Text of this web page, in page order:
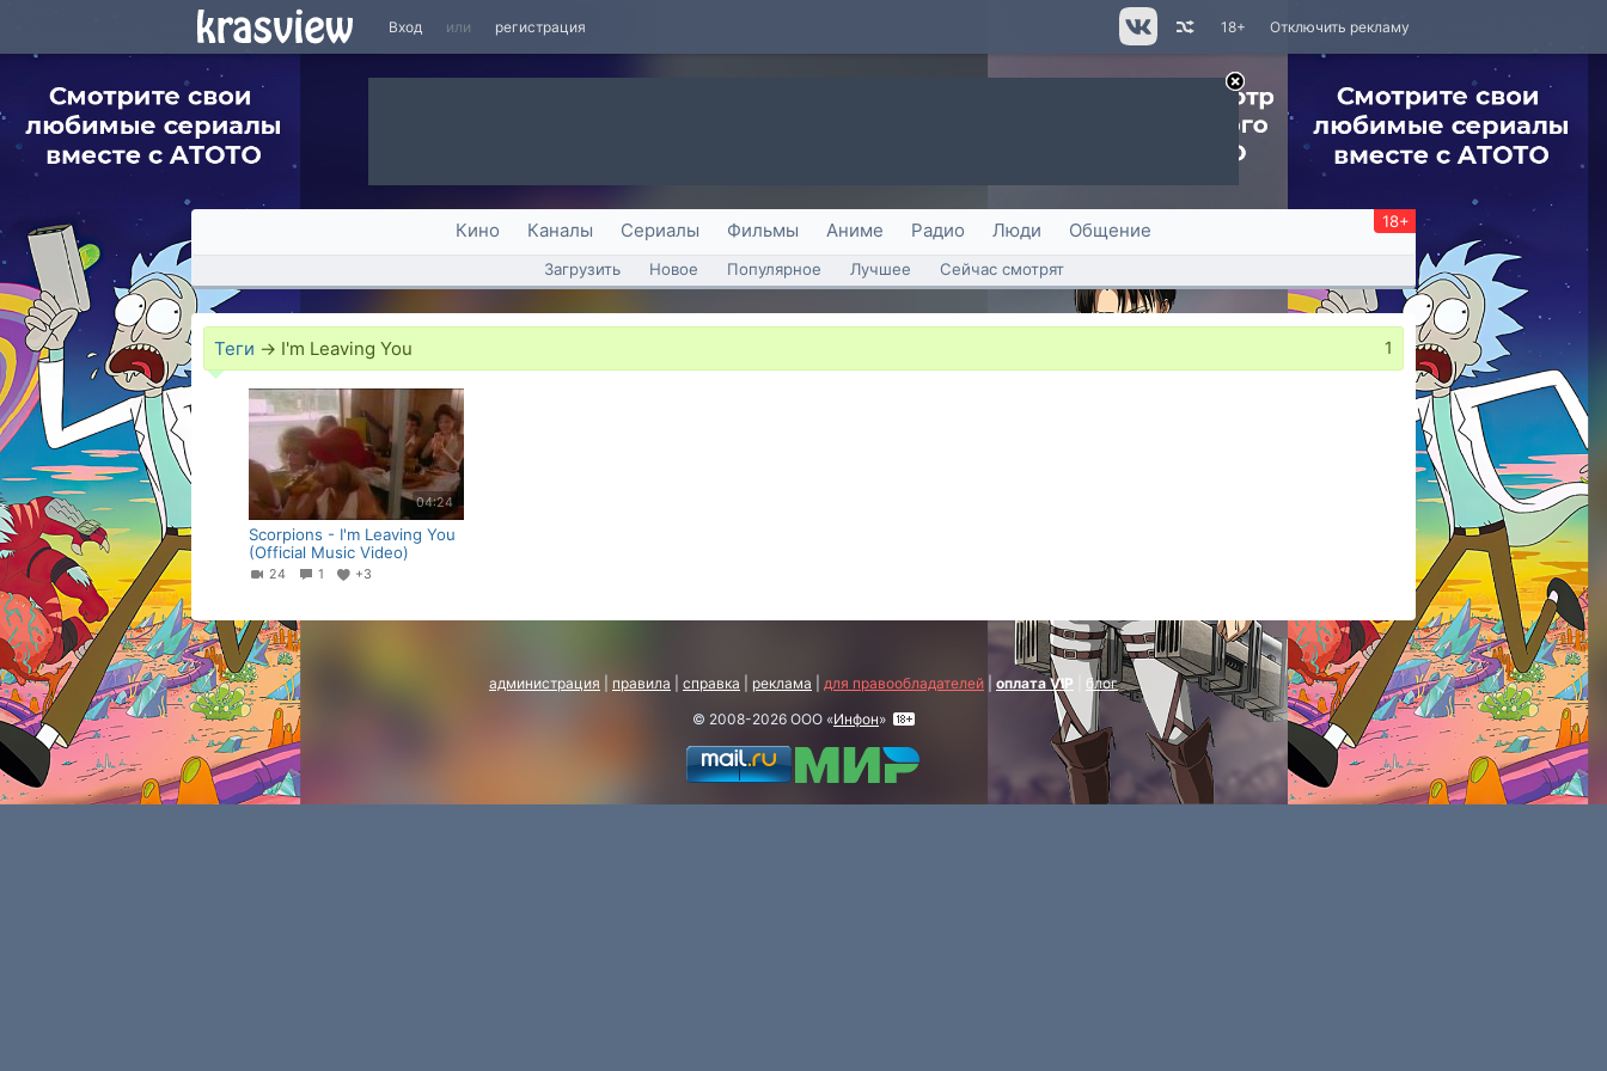
Вход или регистрация Отключить рекламу
18+
Кино Каналы Сериалы Фильмы Аниме Радио Люди Общение 18+
Загрузить Новое Популярное Лучшее Сейчас смотрят
Теги → I'm Leaving You 1
04:24
Scorpions - I'm Leaving You
(Official Music Video)
24 1 +3
администрация правила справка реклама для правообладателей оплата VIP
блог
© 2008-2026 ООО «Инфон»